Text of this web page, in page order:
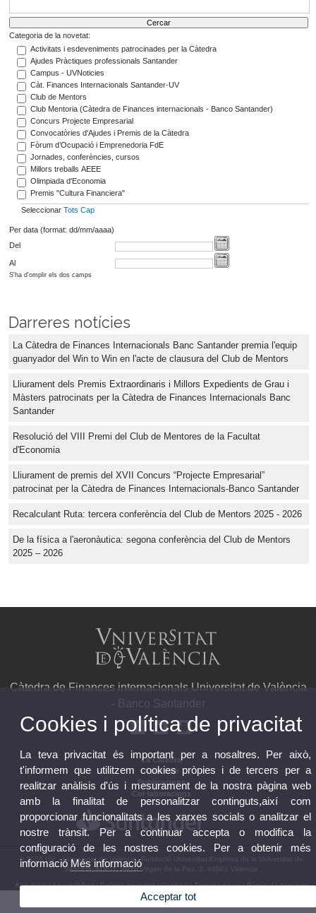
Categoria de la novetat:
Activitats i esdeveniments patrocinades per la Càtedra
Ajudes Pràctiques professionals Santander
Campus - UVNoticies
Càt. Finances Internacionals Santander-UV
Club de Mentors
Club Mentoria (Càtedra de Finances internacionals - Banco Santander)
Concurs Projecte Empresarial
Convocatòries d'Ajudes i Premis de la Càtedra
Fòrum d’Ocupació i Emprenedoria FdE
Jornades, conferències, cursos
Millors treballs AEEE
Olimpiada d'Economia
Premis "Cultura Financiera"
Seleccionar Tots Cap
Per data (format: dd/mm/aaaa)
Del
Al
S'ha d'omplir els dos camps
Darreres notícies
La Càtedra de Finances Internacionals Banc Santander premia l'equip
guanyador del Win to Win en l'acte de clausura del Club de Mentors
Lliurament dels Premis Extraordinaris i Millors Expedients de Grau i
Màsters patrocinats per la Càtedra de Finances Internacionals Banc
Santander
Resolució del VIII Premi del Club de Mentores de la Facultat
d'Economia
Lliurament de premis del XVII Concurs “Projecte Empresarial”
patrocinat per la Càtedra de Finances Internacionals-Banco Santander
Recalculant Ruta: tercera conferència del Club de Mentors 2025 - 2026
De la física a l'aeronàutica: segona conferència del Club de Mentors
2025 – 2026
Càtedra de Finances internacionals Universitat de València
- Banco Santander
La Càtedra
Activitats
Publicacions
Col·laboracions
© 2026 UV. - Universitat de València. Fundació Universitat-Empresa de la Universitat de
València, ADEIT. Plaza Virgen de la Paz, 3. 46001 València
Avís legal|Accessibilitat|Política privacitat|Cookies|Transparència|Bústia de contacte
Cookies i política de privacitat
La teva privacitat és important per a nosaltres. Per això,
t'informem que utilitzem cookies pròpies i de tercers per a
realitzar anàlisis d'ús i mesurament de la nostra pàgina web
amb la finalitat de personalitzar continguts,així com
proporcionar funcionalitats a les xarxes socials o analitzar el
nostre trànsit. Per a continuar accepta o modifica la
configuració de les nostres cookies. Per a obtenir més
informació Més informació
Acceptar tot